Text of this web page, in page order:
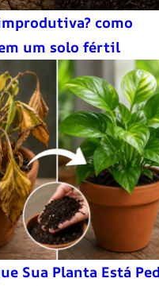
como
um solo fértil
Sua Planta Está